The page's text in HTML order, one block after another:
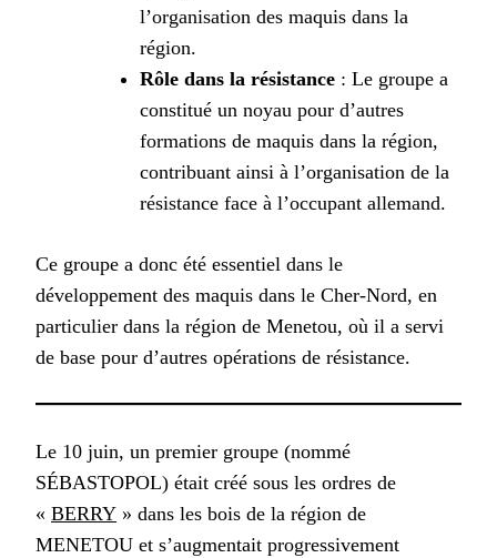
l’organisation des maquis dans la
région.
Rôle dans la résistance : Le groupe a
constitué un noyau pour d’autres
formations de maquis dans la région,
contribuant ainsi à l’organisation de la
résistance face à l’occupant allemand.
Ce groupe a donc été essentiel dans le
développement des maquis dans le Cher-Nord, en
particulier dans la région de Menetou, où il a servi
de base pour d’autres opérations de résistance.
Le 10 juin, un premier groupe (nommé
SÉBASTOPOL) était créé sous les ordres de
« BERRY » dans les bois de la région de
MENETOU et s’augmentait progressivement